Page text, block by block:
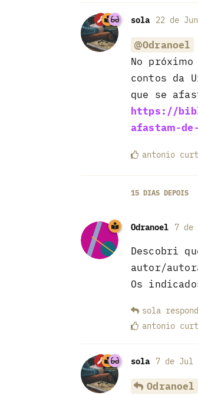
sola 22 de
@Odranoel
No
contos da
que se
https://
afastam-
antonio
15 DIAS DEPOIS
Odranoel 7 de
Descobri
autor/
Os
sola
antonio
sola 7 de Jul
Odranoel